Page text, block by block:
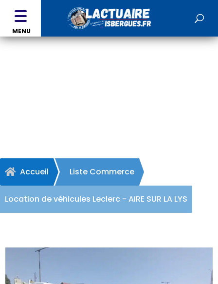
MENU
 Accueil Liste Commerce
Location de véhicules Leclerc - AIRE SUR LA LYS